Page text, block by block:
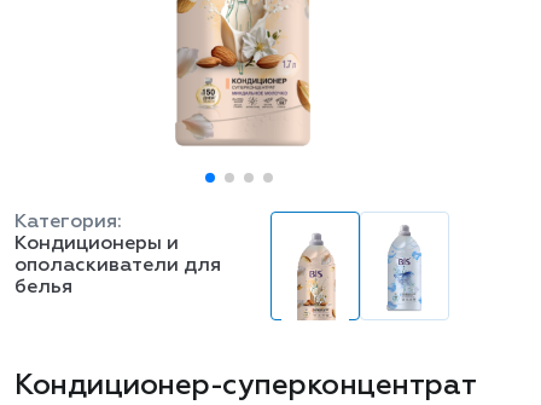
Кондиционер-суперконцентрат
Категория:
Кондиционеры и
ополаскиватели для
белья